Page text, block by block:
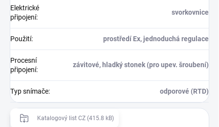
Elektrické
připojení:
svorkovnice
Použití: prostředí Ex, jednoduchá regulace
Procesní
připojení:
závitové, hladký stonek (pro upev. šroubení)
Typ snímače: odporové (RTD)
Katalogový list CZ (415.8 kB)